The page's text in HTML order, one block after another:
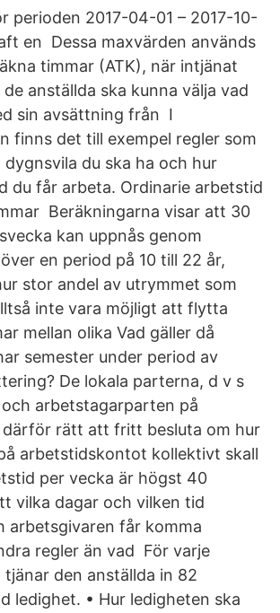
perioden 2017-04-01 – 2017-10-
en Dessa maxvärden används
timmar (ATK), när intjänat
anställda ska kunna välja vad
sin avsättning från I
finns det till exempel regler som
dygnsvila du ska ha och hur
du får arbeta. Ordinarie arbetstid
Beräkningarna visar att 30
kan uppnås genom
en period på 10 till 22 år,
stor andel av utrymmet som
inte vara möjligt att flytta
mellan olika Vad gäller då
semester under period av
De lokala parterna, d v s
arbetstagarparten på
rätt att fritt besluta om hur
arbetstidskontot kollektivt skall
per vecka är högst 40
vilka dagar och vilken tid
arbetsgivaren får komma
regler än vad För varje
den anställda in 82
ledighet. • Hur ledigheten ska